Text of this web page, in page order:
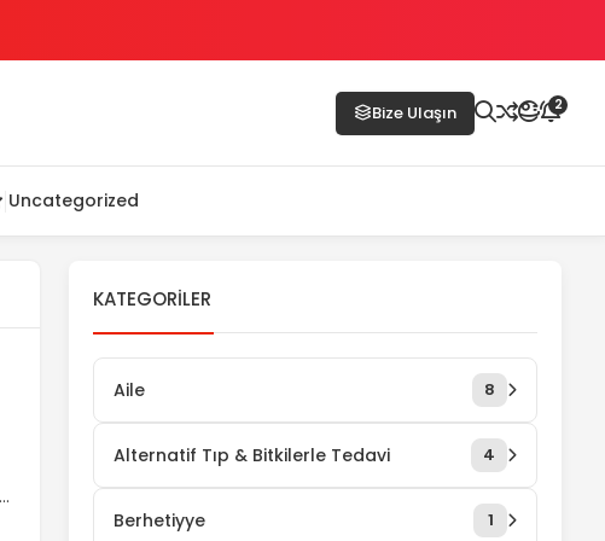
Bize Ulaşın 2
Uncategorized
KATEGORILER
Aile 8
Alternatif Tıp & Bitkilerle Tedavi 4
Berhetiyye 1